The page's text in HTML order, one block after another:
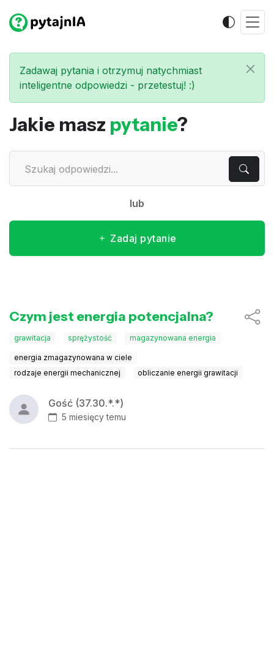
Zadawaj pytania i otrzymuj natychmiast
inteligentne odpowiedzi - przetestuj! :)
Jakie masz pytanie?
lub
Zadaj pytanie
Czym jest energia potencjalna?
grawitacja sprężystość magazynowana energia
energia zmagazynowana w ciele
rodzaje energii mechanicznej
obliczanie energii grawitacji
Gość (37.30.*.*)
5 miesięcy temu